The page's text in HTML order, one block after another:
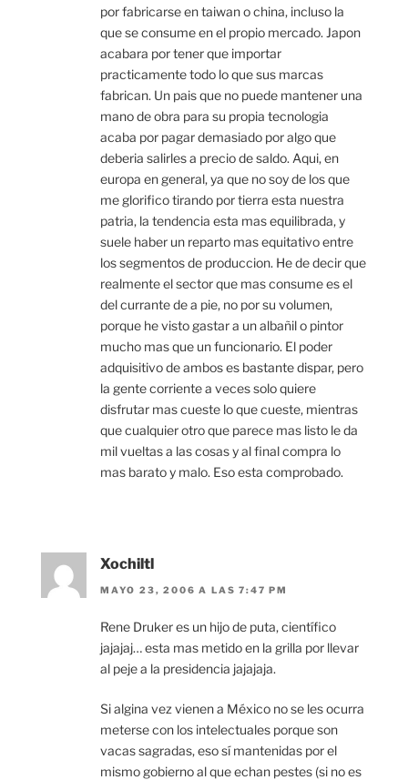
por fabricarse en taiwan o china, incluso la
que se consume en el propio mercado. Japon
acabara por tener que importar
practicamente todo lo que sus marcas
fabrican. Un pais que no puede mantener una
mano de obra para su propia tecnologia
acaba por pagar demasiado por algo que
deberia salirles a precio de saldo. Aqui, en
europa en general, ya que no soy de los que
me glorifico tirando por tierra esta nuestra
patria, la tendencia esta mas equilibrada, y
suele haber un reparto mas equitativo entre
los segmentos de produccion. He de decir que
realmente el sector que mas consume es el
del currante de a pie, no por su volumen,
porque he visto gastar a un albañil o pintor
mucho mas que un funcionario. El poder
adquisitivo de ambos es bastante dispar, pero
la gente corriente a veces solo quiere
disfrutar mas cueste lo que cueste, mientras
que cualquier otro que parece mas listo le da
mil vueltas a las cosas y al final compra lo
mas barato y malo. Eso esta comprobado.
Xochiltl
MAYO 23, 2006 A LAS 7:47 PM
Rene Druker es un hijo de puta, científico
jajajaj… esta mas metido en la grilla por llevar
al peje a la presidencia jajajaja.
Si algina vez vienen a México no se les ocurra
meterse con los intelectuales porque son
vacas sagradas, eso sí mantenidas por el
mismo gobierno al que echan pestes (si no es